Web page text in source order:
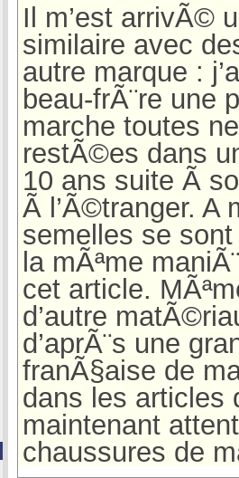
Il m’est arrivÃ©
similaire avec
autre marque :
beau-frÃ¨re une
marche toutes
restÃ©es dans
10 ans suite Ã
Ã l’Ã©tranger. A
semelles se
la mÃªme
cet article.
d’autre
d’aprÃ¨s une
franÃ§aise de
dans les articles
maintenant
chaussures de